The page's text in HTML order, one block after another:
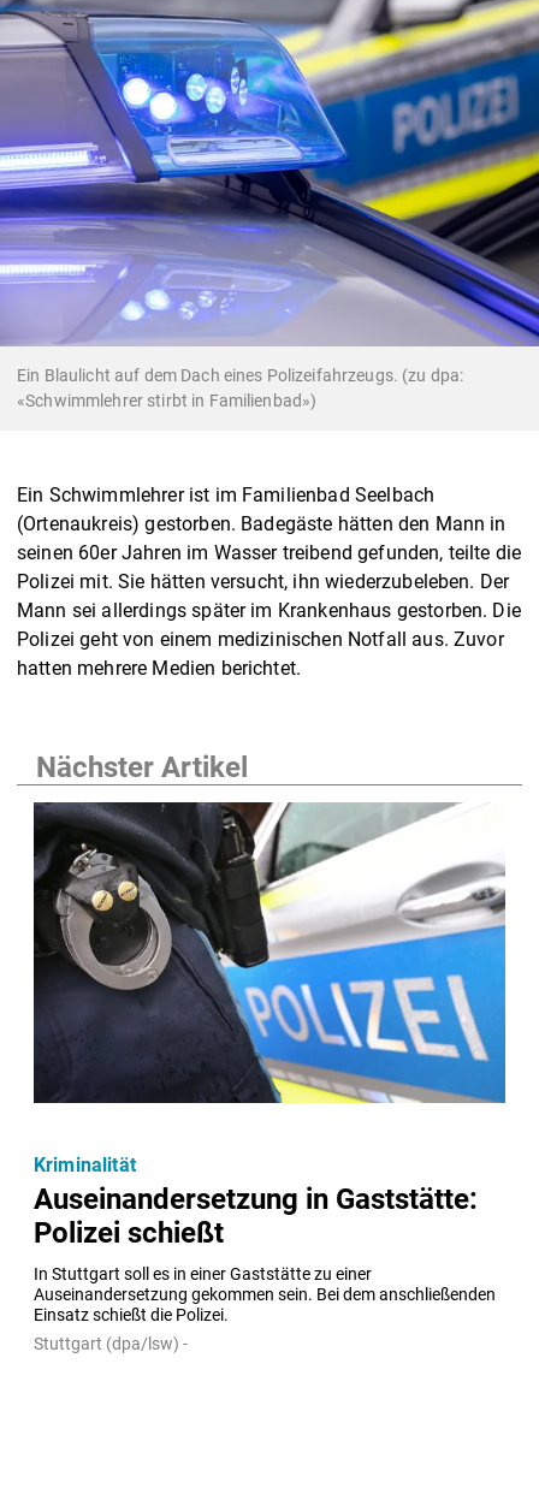
Ein Blaulicht auf dem Dach eines Polizeifahrzeugs. (zu dpa:
«Schwimmlehrer stirbt in Familienbad»)
Ein Schwimmlehrer ist im Familienbad Seelbach
(Ortenaukreis) gestorben. Badegäste hätten den Mann in
seinen 60er Jahren im Wasser treibend gefunden, teilte die
Polizei mit. Sie hätten versucht, ihn wiederzubeleben. Der
Mann sei allerdings später im Krankenhaus gestorben. Die
Polizei geht von einem medizinischen Notfall aus. Zuvor
hatten mehrere Medien berichtet.
Nächster Artikel
Auseinandersetzung in Gaststätte:
Polizei schießt
In Stuttgart soll es in einer Gaststätte zu einer
Auseinandersetzung gekommen sein. Bei dem anschließenden
Einsatz schießt die Polizei.
Kriminalität
Stuttgart (dpa/lsw) -